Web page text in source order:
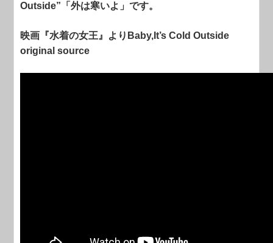
Outside”「外は寒いよ」です。
映画『水着の女王』よりBaby,It’s Cold Outside
original source